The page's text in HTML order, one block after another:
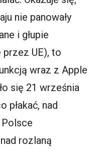
nie panowały
i głupie
UE), to
wraz z Apple
się 21 września
płakać, nad
rozlaną